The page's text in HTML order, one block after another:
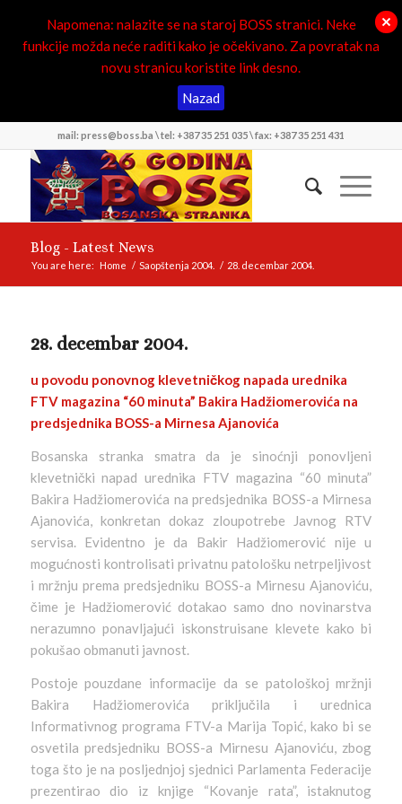
mail: press@boss.ba \ tel: +387 35 251 035 \ fax: +387 35 251 431
Blog - Latest News
You are here: Home / Saopštenja 2004. / 28. decembar 2004.
28. decembar 2004.
u povodu ponovnog klevetničkog napada urednika
FTV magazina “60 minuta” Bakira Hadžiomerovića na
predsjednika BOSS-a Mirnesa Ajanovića
Bosanska stranka smatra da je sinoćnji ponovljeni
klevetnički napad urednika FTV magazina “60 minuta”
Bakira Hadžiomerovića na predsjednika BOSS-a Mirnesa
Ajanovića, konkretan dokaz zloupotrebe Javnog RTV
servisa. Evidentno je da Bakir Hadžiomerović nije u
mogućnosti kontrolisati privatnu patološku netrpeljivost
i mržnju prema predsjedniku BOSS-a Mirnesu Ajanoviću,
čime je Hadžiomerović dotakao samo dno novinarstva
nerazumno ponavljajući iskonstruisane klevete kako bi
pokušao obmanuti javnost.
Postoje pouzdane informacije da se patološkoj mržnji
Bakira Hadžiomerovića priključila i urednica
Informativnog programa FTV-a Marija Topić, kako bi se
osvetila predsjedniku BOSS-a Mirnesu Ajanoviću, zbog
toga što je na posljednjoj sjednici Parlamenta Federacije
prezentirao dio iz knjige “Kovanje rata”, istaknutog
Napomena: nalazite se na staroj BOSS stranici. Neke
funkcije možda neće raditi kako je očekivano. Za povratak na
novu stranicu koristite link desno.
Nazad